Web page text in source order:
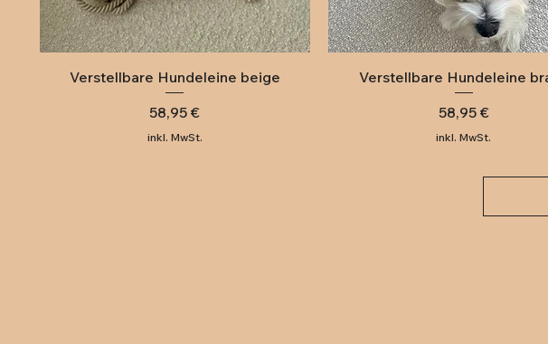
Schnellansicht
Verstellbare Hundeleine beige
Preis
58,95 €
inkl. MwSt.
Schnellansicht
Verstellbare Hundeleine
Preis
58,95 €
inkl. MwSt.